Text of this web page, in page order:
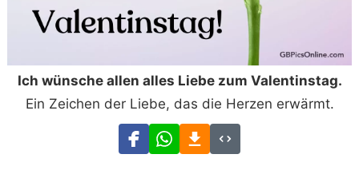
Ich wünsche allen alles Liebe zum Valentinstag.
Ein Zeichen der Liebe, das die Herzen erwärmt.